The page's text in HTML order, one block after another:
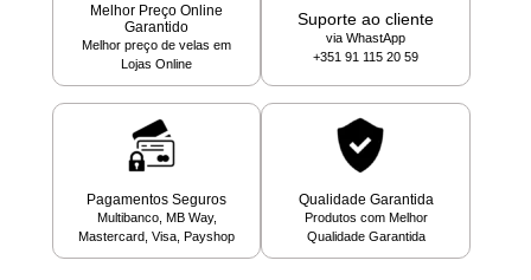
Melhor Preço Online
Garantido
Melhor preço de velas em
Lojas Online
Suporte ao cliente
via WhastApp
+351 91 115 20 59
Pagamentos Seguros
Multibanco, MB Way,
Mastercard, Visa, Payshop
Qualidade Garantida
Produtos com Melhor
Qualidade Garantida